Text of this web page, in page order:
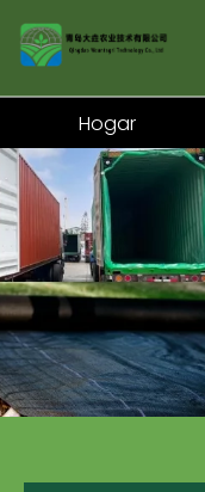
Hogar
Sobre nosotros
Productos
Solicitud
Noticias
Contáctenos
Hogar